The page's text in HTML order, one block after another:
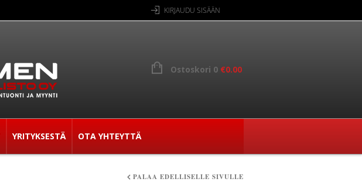
KIRJAUDU SISÄÄN
Ostoskori 0 €0.00
YRITYKSESTÄ OTA YHTEYTTÄ
PALAA EDELLISELLE SIVULLE